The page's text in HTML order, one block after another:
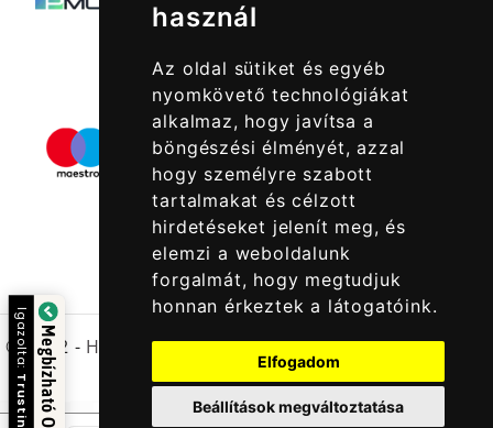
használ
Az oldal sütiket és egyéb
nyomkövető technológiákat
alkalmaz, hogy javítsa a
böngészési élményét, azzal
hogy személyre szabott
tartalmakat és célzott
hirdetéseket jelenít meg, és
elemzi a weboldalunk
forgalmát, hogy megtudjuk
honnan érkeztek a látogatóink.
Elfogadom
Beállítások megváltoztatása
© 2022 - Halcatraz Kft.
Megbízható Oldal
Igazolta: